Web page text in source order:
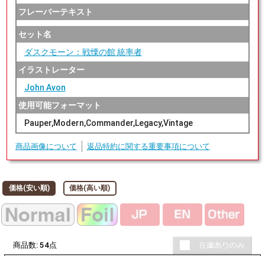
フレーバーテキスト
セット名
ダスクモーン：戦慄の館 統率者
イラストレーター
John Avon
使用可能フォーマット
Pauper,Modern,Commander,Legacy,Vintage
商品画像について 返品特約に関する重要事項について
価格(安い順) 価格(高い順)
商品数: 54点